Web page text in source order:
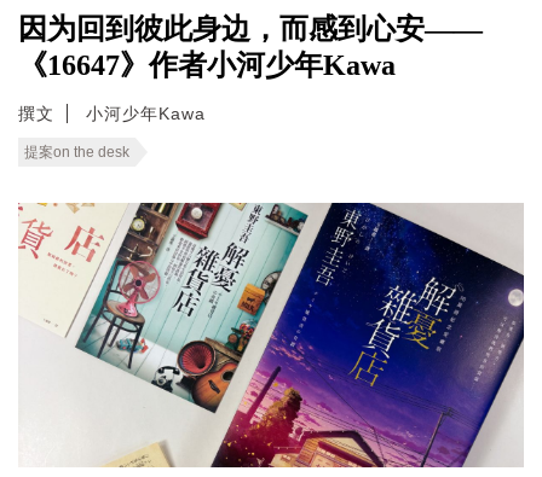
因为回到彼此身边，而感到心安——
《16647》作者小河少年Kawa
撰文 小河少年Kawa
提案on the desk